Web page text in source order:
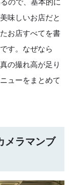
ので、基本的に
味しいお店だと
お店すべてを書
す。なぜなら
の撮れ高が足り
ューをまとめて
メラマンブ